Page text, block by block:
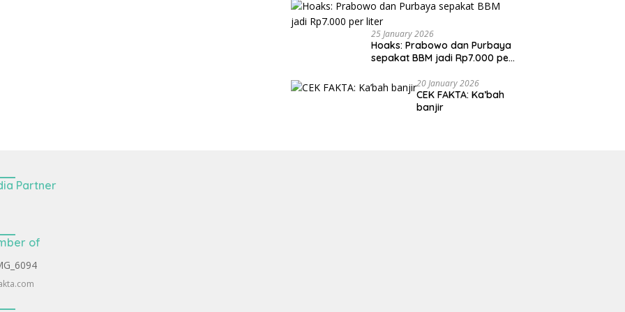
25 January 2026
Hoaks: Prabowo dan Purbaya
sepakat BBM jadi Rp7.000 per
20 January 2026
CEK FAKTA: Ka’bah
banjir
Partner
of